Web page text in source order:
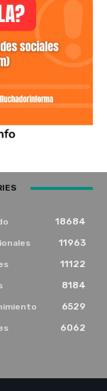
18684
11963
11122
8184
6529
6062